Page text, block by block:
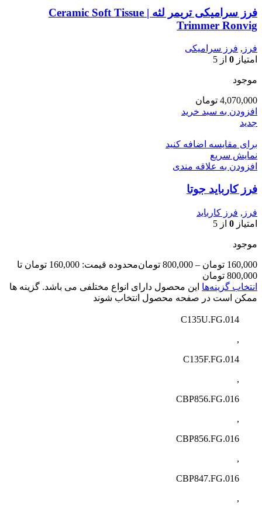
فرز سرامیکی تریمر لثه | Ceramic Soft Tissue
Trimmer Ronvig
فرز , فرز سرامیکی
امتیاز 0 از 5
موجود
4,070,000 تومان
افزودن به سبد خرید
جدید
برای مقایسه اضافه کنید
نمایش سریع
افزودن به علاقه مندی
فرز کارباید جوتا
فرز , فرز کارباید
امتیاز 0 از 5
موجود
160,000 تومان –
800,000 تومان
محدوده قیمت: 160,000 تومان تا
800,000 تومان
انتخاب گزینه‌ها این محصول دارای انواع مختلفی می باشد. گزینه ها
ممکن است در صفحه محصول انتخاب شوند
C135U.FG.014
,
C135F.FG.014
,
CBP856.FG.016
,
CBP856.FG.016
,
CBP847.FG.016
,